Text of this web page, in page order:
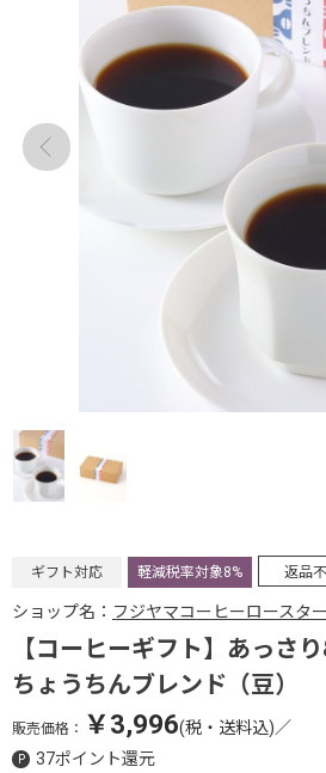
ギフト対応 軽減税率対象8% 返品
ショップ名： フジヤマコーヒーロースタ
【コーヒーギフト】あっさ
ちょうちんブレンド（豆）
販売価格： ￥3,996(税・送料込)／
37ポイント還元